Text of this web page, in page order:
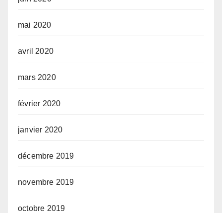
mai 2020
avril 2020
mars 2020
février 2020
janvier 2020
décembre 2019
novembre 2019
octobre 2019